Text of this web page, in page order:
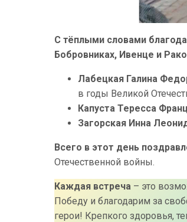
С тёплыми словами
Бобровниках, Ивенце и
Лабецкая Галина
в годы Великой
Капуста Тересса
Загорская Инна
Всего в этот день
Отечественной войны.
Каждая встреча – это
Победу и благодарим за
герои! Крепкого здоровья,